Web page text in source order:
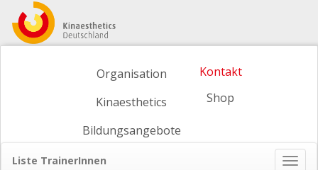
Organisation
Kinaesthetics
Bildungsangebote
Kontakt
Shop
Liste TrainerInnen